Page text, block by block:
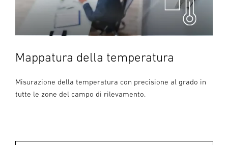
Mappatura della temperatura
Misurazione della temperatura con precisione al grado in
tutte le zone del campo di rilevamento.